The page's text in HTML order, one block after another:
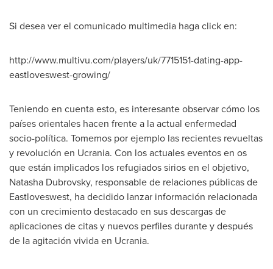
Si desea ver el comunicado multimedia haga click en:
http://www.multivu.com/players/uk/7715151-dating-app-
eastloveswest-growing/
Teniendo en cuenta esto, es interesante observar cómo los
países orientales hacen frente a la actual enfermedad
socio-política. Tomemos por ejemplo las recientes revueltas
y revolución en Ucrania. Con los actuales eventos en os
que están implicados los refugiados sirios en el objetivo,
Natasha Dubrovsky, responsable de relaciones públicas de
Eastloveswest, ha decidido lanzar información relacionada
con un crecimiento destacado en sus descargas de
aplicaciones de citas y nuevos perfiles durante y después
de la agitación vivida en Ucrania.